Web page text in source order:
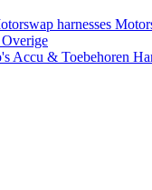
harnesses
Accu & Toebehoren